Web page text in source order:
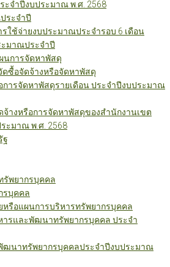
ะจำปีงบประมาณ พ.ศ. 2568
ระจำปี
ใช้จ่ายงบประมาณประจำรอบ 6 เดือน
ะมาณประจำปี
นการจัดหาพัสดุ
ดซื้อจัดจ้างหรือจัดหาพัสดุ
ารจัดหาพัสดุรายเดือน ประจำปีงบประมาณ
างหรือการจัดหาพัสดุของสำนักงานเขต
ะมาณ พ.ศ. 2568
ฐ
พยากรบุคคล
รบุคคล
หรือแผนการบริหารทรัพยากรบุคคล
รและพัฒนาทรัพยากรบุคคล ประจำ
ฒนาทรัพยากรบุคคลประจำปีงบประมาณ